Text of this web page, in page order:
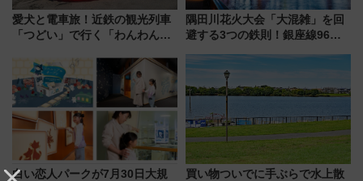
愛犬と電車旅！近鉄の観光列車
「つどい」で行く「わんわん列
める日帰りツアー
隅田川花火大会「大混雑」を回
避する3つの鉄則！銀座線96本
ツリー駅の規制まとめ 7/25開催
（2026年）
白い恋人パークが7月30日大規
買い物ついでに手ぶらで水上散